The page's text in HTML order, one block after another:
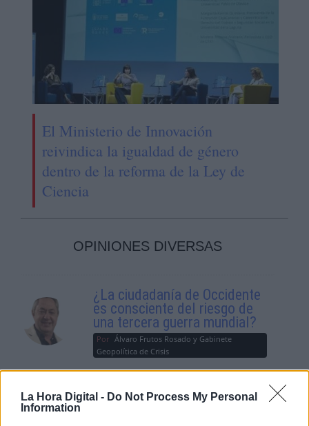
La Hora Digital - Do Not Process My Personal
Information
El Ministerio de Innovación
reivindica la igualdad de género
dentro de la reforma de la Ley de
Ciencia
OPINIONES DIVERSAS
¿La ciudadanía de Occidente
es consciente del riesgo de
una tercera guerra mundial?
Por Álvaro Frutos Rosado y Gabinete
Geopolítica de Crisis
Suelta y confía
Por María Comesaña